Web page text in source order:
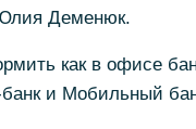
Деменюк.
как в офисе
банк и Мобильный